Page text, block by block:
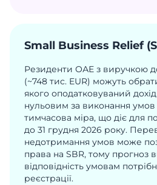
Small Business Relief
Резиденти ОАЕ з виручкою
(~748 тис. EUR) можуть
якого оподатковуваний
нульовим за виконання
тимчасова міра, що діє для
до 31 грудня 2026 року.
недотримання умов може
права на SBR, тому прогноз
відповідність умовам
реєстрації.